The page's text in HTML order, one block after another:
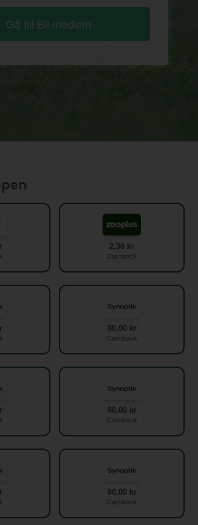
Gå till Bli medlem
2,36 kr
Cashback
80,00 kr
Cashback
80,00 kr
Cashback
80,00 kr
Cashback